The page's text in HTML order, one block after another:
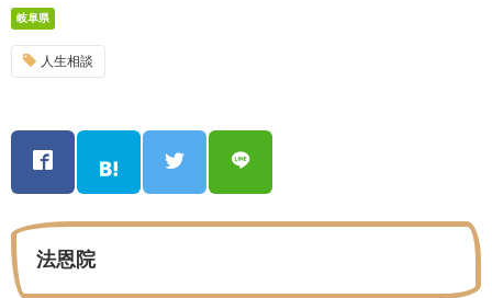
岐阜県
人生相談
法恩院